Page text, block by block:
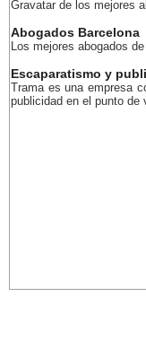
Gravatar de los mejores
Abogados Barcelona
Los mejores abogados
Escaparatismo y
Trama es una empresa
publicidad en el punto de